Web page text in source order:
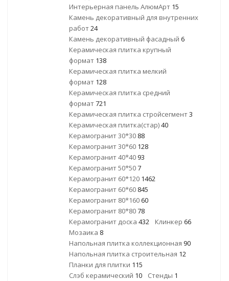
Интерьерная панель АлюмАрт 15
Камень декоративный для внутренних
работ24
Камень декоративный фасадный 6
Керамическая плитка крупный
формат 138
Керамическая плитка мелкий
формат 128
Керамическая плитка средний
формат721
Керамическая плитка стройсегмент3
Керамическая плитка(стар)40
Керамогранит 30*30 88
Керамогранит 30*60 128
Керамогранит 40*40 93
Керамогранит 50*507
Керамогранит 60*120 1462
Керамогранит 60*60 845
Керамогранит 80*160 60
Керамогранит 80*8078
Керамогранит доска 432 Клинкер 66
Мозаика 8
Напольная плитка коллекционная 90
Напольная плитка строительная 12
Планки для плитки 115
Слэб керамический 10 Стенды 1